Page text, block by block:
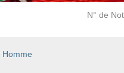
N° de
Homme